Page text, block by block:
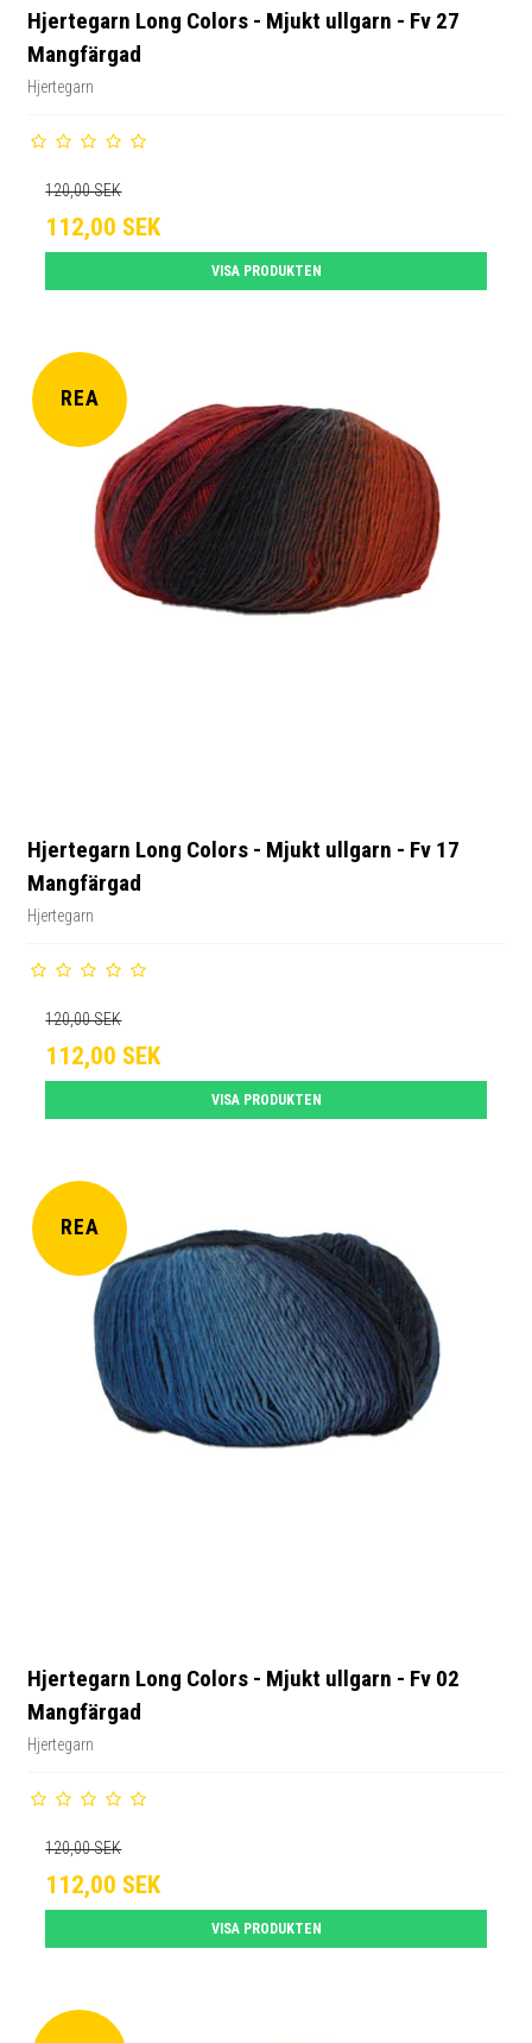
Hjertegarn Long Colors - Mjukt ullgarn - Fv 27
Mangfärgad
Hjertegarn
120,00 SEK
112,00 SEK
VISA PRODUKTEN
REA
Hjertegarn Long Colors - Mjukt ullgarn - Fv 17
Mangfärgad
Hjertegarn
120,00 SEK
112,00 SEK
VISA PRODUKTEN
REA
Hjertegarn Long Colors - Mjukt ullgarn - Fv 02
Mangfärgad
Hjertegarn
120,00 SEK
112,00 SEK
VISA PRODUKTEN